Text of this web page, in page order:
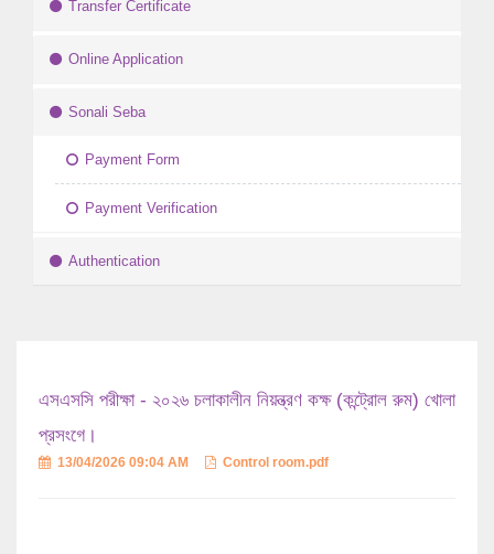
Transfer Certificate
Online Application
Sonali Seba
Payment Form
Payment Verification
Authentication
এসএসসি পরীক্ষা - ২০২৬ চলাকালীন নিয়ন্ত্রণ কক্ষ (কন্ট্রোল রুম) খোলা
প্রসংগে।
13/04/2026 09:04 AM Control room.pdf